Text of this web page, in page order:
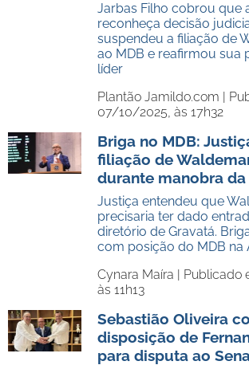
Jarbas Filho cobrou que
reconheça decisão
suspendeu a filiação de
ao MDB e reafirmou sua
líder
Plantão Jamildo.com |
07/10/2025, às 17h32
Briga no MDB:
filiação de
durante manobra
Justiça entendeu que
precisaria ter dado
diretório de Gravatá.
com posição do MDB na
Cynara Maíra | Publicado
às 11h13
Sebastião Oliveira
disposição de
para disputa ao